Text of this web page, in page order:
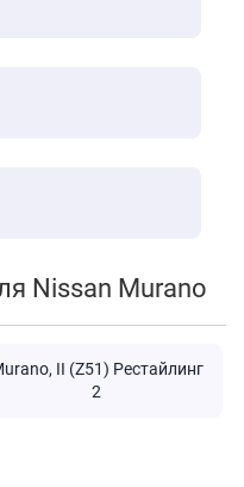
Nissan Murano
II (Z51) Рестайлинг
2